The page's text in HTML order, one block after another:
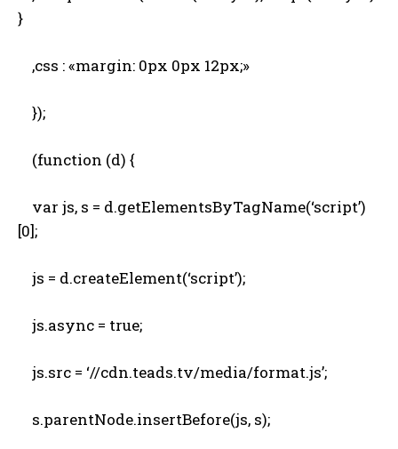
}
,css : «margin: 0px 0px 12px;»
});
(function (d) {
var js, s = d.getElementsByTagName(‘script’)
[0];
js = d.createElement(‘script’);
js.async = true;
js.src = ‘//cdn.teads.tv/media/format.js’;
s.parentNode.insertBefore(js, s);